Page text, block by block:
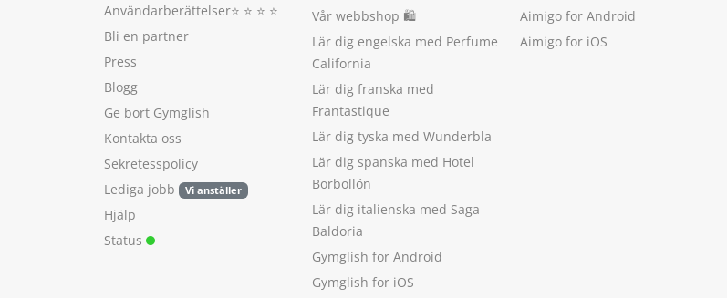
Användarberättelser⭐️ ⭐️ ⭐️ ⭐️
Bli en partner
Press
Blogg
Ge bort Gymglish
Kontakta oss
Sekretesspolicy
Lediga jobb
Vi anställer
Hjälp
Status
Vår webbshop 🛍
Lär dig engelska med Perfume
California
Lär dig franska med
Frantastique
Lär dig tyska med Wunderbla
Lär dig spanska med Hotel
Borbollón
Lär dig italienska med Saga
Baldoria
Gymglish for Android
Gymglish for iOS
Aimigo for Android
Aimigo for iOS